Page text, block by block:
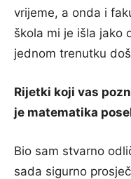
vrijeme, a onda i
škola mi je išla jako
jednom trenutku
Rijetki koji vas
je matematika
Bio sam stvarno
sada sigurno